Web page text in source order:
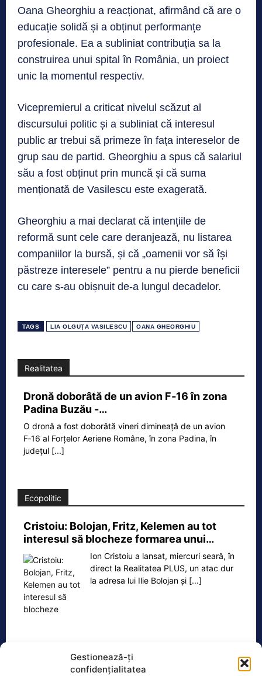
Gestionează-ți
confidențialitatea
Oana Gheorghiu a reacționat, afirmând că are o
educație solidă și a obținut performanțe
profesionale. Ea a subliniat contribuția sa la
construirea unui spital în România, un proiect
unic la momentul respectiv.
Vicepremierul a criticat nivelul scăzut al
discursului politic și a subliniat că interesul
public ar trebui să primeze în fața intereselor de
grup sau de partid. Gheorghiu a spus că salariul
său a fost obținut prin muncă și că suma
menționată de Vasilescu este exagerată.
Gheorghiu a mai declarat că intențiile de
reformă sunt cele care deranjează, nu listarea
companiilor la bursă, și că „oamenii vor să își
păstreze interesele” pentru a nu pierde beneficii
cu care s-au obișnuit de-a lungul decadelor.
TAGS LIA OLGUȚA VASILESCU OANA GHEORGHIU
Realitatea
Dronă doborâtă de un avion F‑16 în zona
Padina Buzău -…
O dronă a fost doborâtă vineri dimineață de un avion
F‑16 al Forțelor Aeriene Române, în zona Padina, în
județul [...]
Ecopolitic
Cristoiu: Bolojan, Fritz, Kelemen au tot
interesul să blocheze formarea unui…
Ion Cristoiu a lansat, miercuri seară, în
direct la Realitatea PLUS, un atac dur
la adresa lui Ilie Bolojan și [...]
Oficiul de Știri